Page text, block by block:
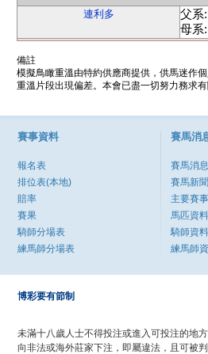
連利多
父系
母系
備註
模擬鳥瞰重溫由特約供應商提供，供馬迷作
重溫片段出現偏差。本會已盡一切努力務求
賽事資料
報名表
排位表(本地)
賠率
賽果
騎師分場表
練馬師分場表
賽馬消
賽馬消息
賽馬新
主要賽事
馬匹資料
騎師資料
練馬師
博彩要有節制
未滿十八歲人士不得投注或進入可投注的地方
向非法或海外莊家下注，即屬違法，且可被判